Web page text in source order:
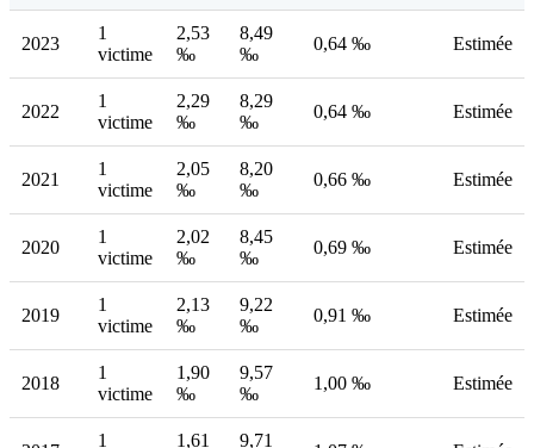
2023
1
victime
2,53
‰
8,49
‰
0,64 ‰ Estimée
2022
1
victime
2,29
‰
8,29
‰
0,64 ‰ Estimée
2021
1
victime
2,05
‰
8,20
‰
0,66 ‰ Estimée
2020
1
victime
2,02
‰
8,45
‰
0,69 ‰ Estimée
2019
1
victime
2,13
‰
9,22
‰
0,91 ‰ Estimée
2018
1
victime
1,90
‰
9,57
‰
1,00 ‰ Estimée
1
1,61
9,71